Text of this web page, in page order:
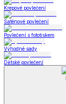
Krepové povlečení
Saténové povlečení
Povlečení s fototiskem
Výhodné sady
Dětské povlečení